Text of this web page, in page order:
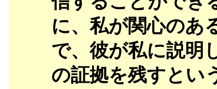
に、私が関心のあ
で、彼が私に説明
の証拠を残すとい